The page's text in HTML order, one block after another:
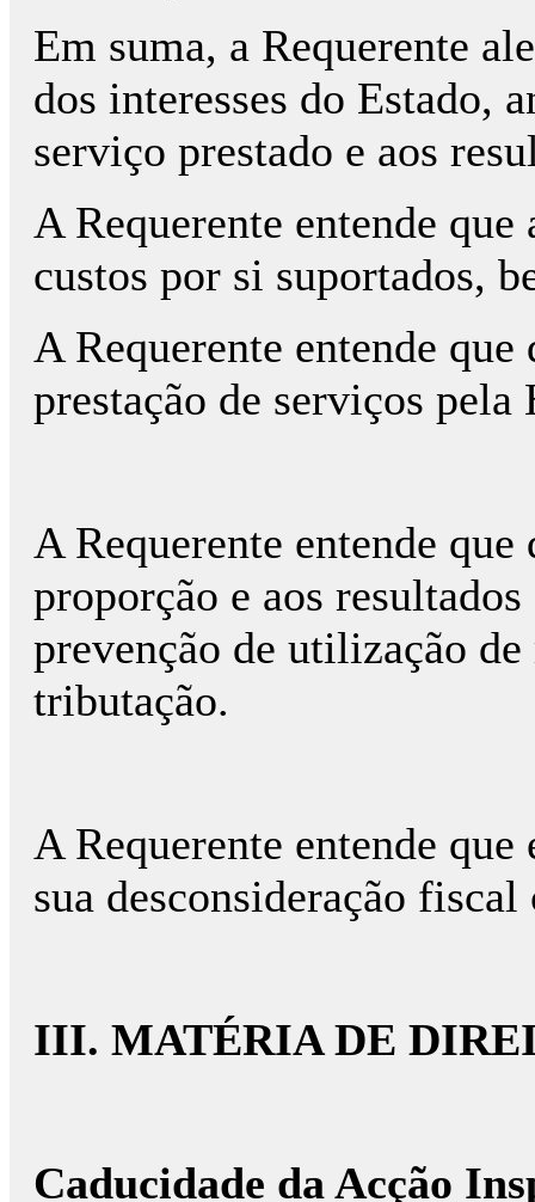
Em suma, a Requerente
dos interesses do Estado,
serviço prestado e aos
A Requerente entende
custos por si suportados,
A Requerente entende
prestação de serviços
A Requerente entende
proporção e aos
prevenção de utilização
tributação.
A Requerente entende
sua desconsideração
III. MATÉRIA DE
Caducidade da Acção